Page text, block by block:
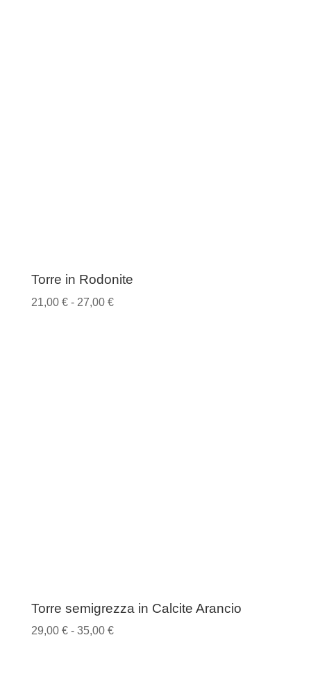
Torre in Rodonite
21,00 € - 27,00 €Fascia
Torre semigrezza in Calcite Arancio
29,00 € - 35,00 €Fascia